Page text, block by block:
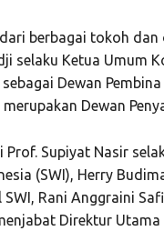
berbagai tokoh
selaku Ketua Umum
Dewan
Dewan
Supiyat Nasir
(SWI), Herry
Rani Anggraini
Direktur